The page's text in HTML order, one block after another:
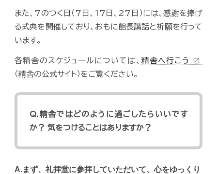
また、7のつく日（7日、17日、27日）には、感謝を捧げ
る式典を開催しており、おもに館長講話と祈願を行って
います。
各精舎のスケジュールについては、 精舎へ行こう open_in_new
（精舎の公式サイト）をご覧ください。
Q.精舎ではどのように過ごしたらいいです
か？ 気をつけることはありますか？
A.まず、礼拝堂に参拝していただいて、心をゆっくり